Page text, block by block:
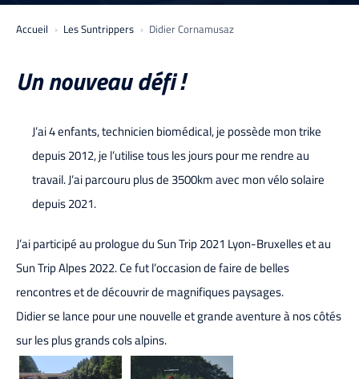
Accueil Les Suntrippers Didier Cornamusaz
Un nouveau défi !
J’ai 4 enfants, technicien biomédical, je possède mon trike
depuis 2012, je l’utilise tous les jours pour me rendre au
travail. J’ai parcouru plus de 3500km avec mon vélo solaire
depuis 2021.
J’ai participé au prologue du Sun Trip 2021 Lyon-Bruxelles et au
Sun Trip Alpes 2022. Ce fut l’occasion de faire de belles
rencontres et de découvrir de magnifiques paysages.
Didier se lance pour une nouvelle et grande aventure à nos côtés
sur les plus grands cols alpins.